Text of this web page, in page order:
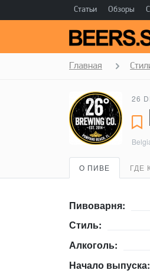
Статьи Обзоры
Главная
26
О ПИВЕ ГДЕ
Пивоварня:
Стиль:
Алкоголь:
Начало выпуска: